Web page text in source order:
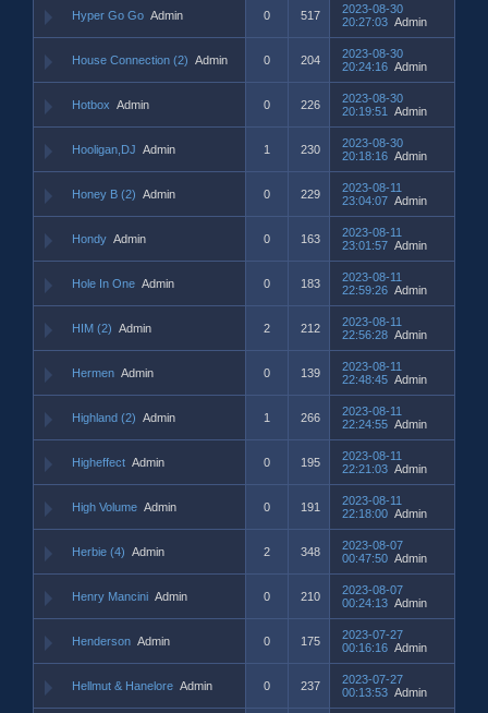
Hyper Go Go Admin 0 517
2023-08-30
20:27:03 Admin
House Connection (2) Admin 0 204
2023-08-30
20:24:16 Admin
Hotbox Admin 0 226
2023-08-30
20:19:51
Admin
Hooligan,DJ Admin 1 230
2023-08-30
20:18:16 Admin
Honey B (2) Admin 0 229
2023-08-11
23:04:07 Admin
Hondy Admin 0 163
2023-08-11
23:01:57 Admin
Hole In One Admin 0 183
2023-08-11
22:59:26 Admin
HIM (2) Admin 2 212
2023-08-11
22:56:28 Admin
Hermen Admin 0 139
2023-08-11
22:48:45 Admin
Highland (2) Admin 1 266
2023-08-11
22:24:55 Admin
Higheffect Admin 0 195
2023-08-11
22:21:03 Admin
High Volume Admin 0 191
2023-08-11
22:18:00 Admin
Herbie (4) Admin 2 348
2023-08-07
00:47:50 Admin
Henry Mancini Admin 0 210
2023-08-07
00:24:13 Admin
Henderson Admin 0 175
2023-07-27
00:16:16 Admin
Hellmut & Hanelore Admin 0 237
2023-07-27
00:13:53 Admin